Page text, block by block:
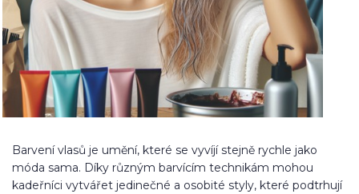
Barvení vlasů je umění, které se vyvíjí stejně rychle jako
móda sama. Díky různým barvícím technikám mohou
kadeřníci vytvářet jedinečné a osobité styly, které podtrhují